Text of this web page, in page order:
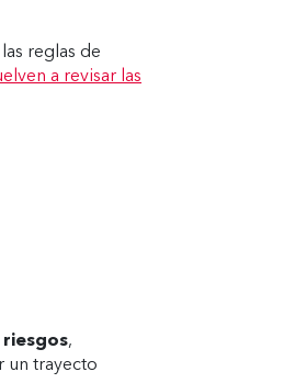
reglas de
a revisar las
riesgos,
un trayecto